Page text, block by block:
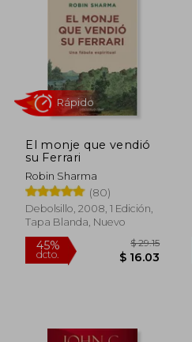
45%
El monje que vendió
su Ferrari
Robin Sharma
(80)
Debolsillo, 2008, 1 Edición,
Tapa Blanda, Nuevo